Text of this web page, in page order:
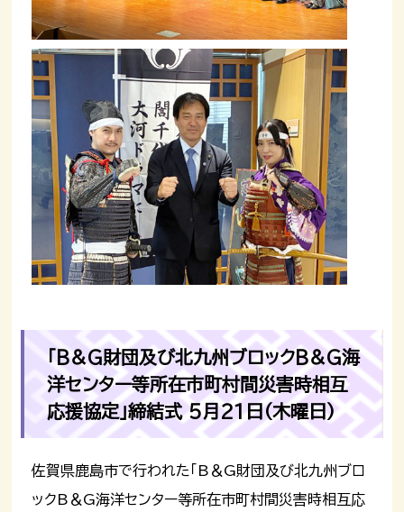
「B＆G財団及び北九州ブロックB＆G海
洋センター等所在市町村間災害時相互
応援協定」締結式 5月21日（木曜日）
佐賀県鹿島市で行われた「B＆G財団及び北九州ブロ
ックB＆G海洋センター等所在市町村間災害時相互応